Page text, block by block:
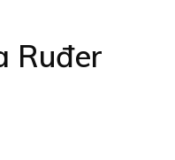
Ruđer